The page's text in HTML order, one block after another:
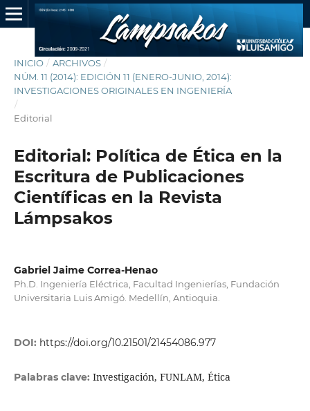
INICIO / ARCHIVOS /
NÚM. 11 (2014): EDICIÓN 11 (ENERO-JUNIO, 2014):
INVESTIGACIONES ORIGINALES EN INGENIERÍA
/
Editorial
Editorial: Política de Ética en la
Escritura de Publicaciones
Científicas en la Revista
Lámpsakos
Gabriel Jaime Correa-Henao
Ph.D. Ingeniería Eléctrica, Facultad Ingenierías, Fundación
Universitaria Luis Amigó. Medellín, Antioquia.
DOI: https://doi.org/10.21501/21454086.977
Palabras clave: Investigación, FUNLAM, Ética